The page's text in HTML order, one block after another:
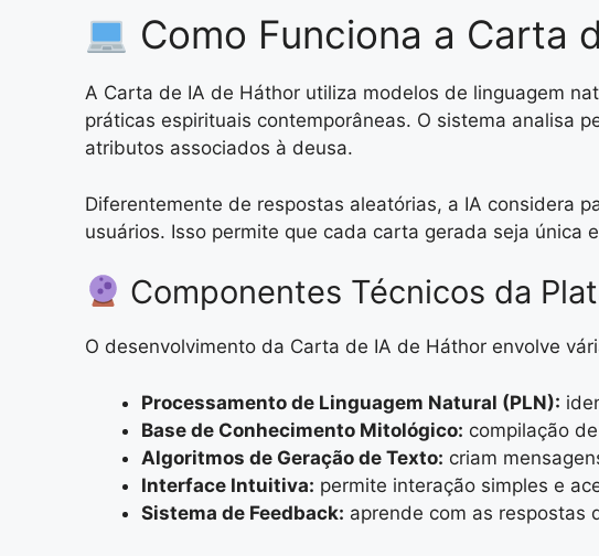
Como Funciona a Carta
A Carta de IA de Háthor utiliza modelos de linguagem
práticas espirituais contemporâneas. O sistema analisa
atributos associados à deusa.
Diferentemente de respostas aleatórias, a IA considera
usuários. Isso permite que cada carta gerada seja única
Componentes Técnicos da
O desenvolvimento da Carta de IA de Háthor envolve
Processamento de Linguagem Natural (PLN):
Base de Conhecimento Mitológico: compilação
Algoritmos de Geração de Texto: criam
Interface Intuitiva: permite interação simples e
Sistema de Feedback: aprende com as respostas